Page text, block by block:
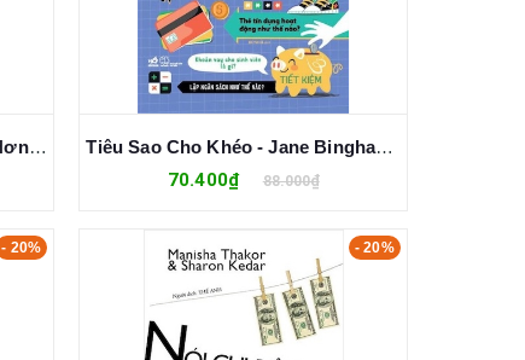
Tiền - Hiểu Rõ Hơn, Kiếm Tốt Hơn Và Cho Đi Nhiều Hơn - Rob Moore Tiêu Sao Cho Khéo - Jane Bingham, Holly Bathie
70.400₫ 88.000₫
- 20% - 20%